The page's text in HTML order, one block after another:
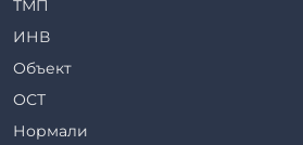
Сваи железобетонные
Стеновые блоки
Стойки железобетонные
Столбы железобетонные
ТМП
ИНВ
Объект
ОСТ
Нормали